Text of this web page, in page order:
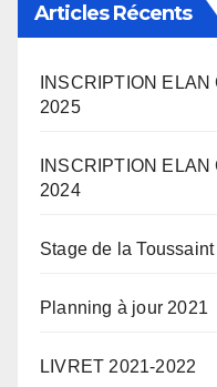
Articles Récents
INSCRIPTION
2025
INSCRIPTION
2024
Stage de la
Planning à jour 2021
LIVRET 2021-2022